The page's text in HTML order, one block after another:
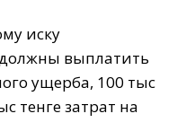
иску
выплатить
ущерба, 100 тыс
тенге затрат на